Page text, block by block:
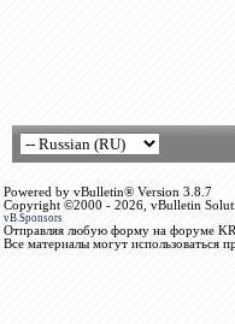
Powered by vBulletin® Version 3.8.7
Copyright ©2000 - 2026, vBulletin
vB.Sponsors
Отправляя любую форму на форуме
Все материалы могут использоваться